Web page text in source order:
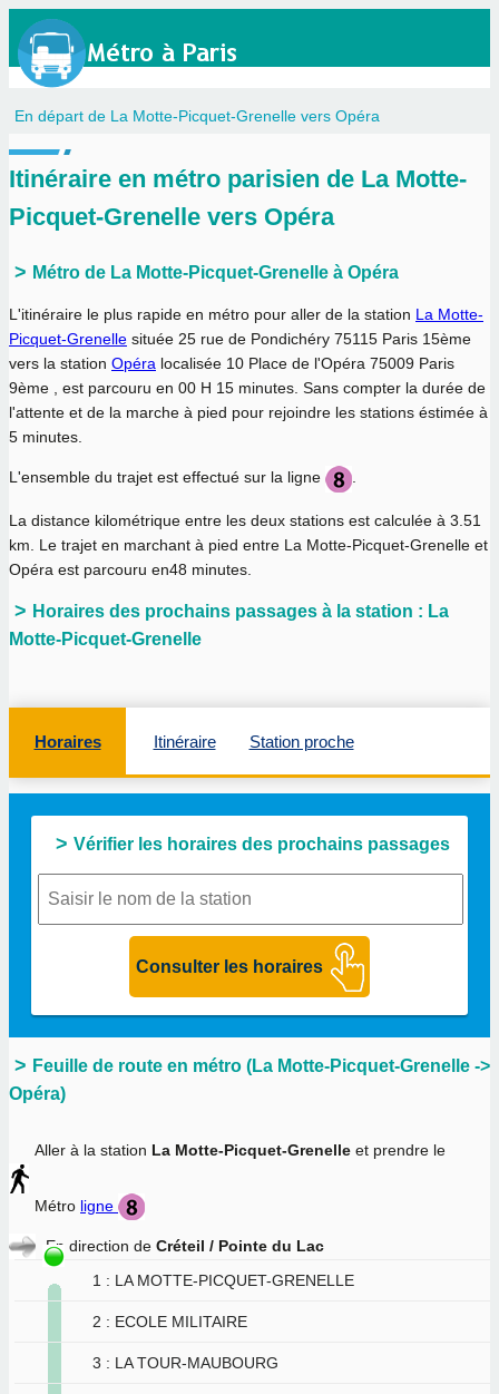
En départ de La Motte-Picquet-Grenelle vers Opéra
Itinéraire en métro parisien de La Motte-
Picquet-Grenelle vers Opéra
Métro de La Motte-Picquet-Grenelle à Opéra
L'itinéraire le plus rapide en métro pour aller de la station La Motte-
Picquet-Grenelle située 25 rue de Pondichéry 75115 Paris 15ème
vers la station Opéra localisée 10 Place de l'Opéra 75009 Paris
9ème , est parcouru en 00 H 15 minutes. Sans compter la durée de
l'attente et de la marche à pied pour rejoindre les stations éstimée à
5 minutes.
L'ensemble du trajet est effectué sur la ligne .
La distance kilométrique entre les deux stations est calculée à 3.51
km . Le trajet en marchant à pied entre La Motte-Picquet-Grenelle et
Opéra est parcouru en48 minutes
Horaires des prochains passages à la station : La
Motte-Picquet-Grenelle
Horaires Itinéraire Station proche
Vérifier les horaires des prochains passages
Feuille de route en métro (La Motte-Picquet-Grenelle ->
Opéra)
Aller à la station La Motte-Picquet-Grenelle et prendre le
Métro ligne
En direction de Créteil / Pointe du Lac
1 : LA MOTTE-PICQUET-GRENELLE
2 : ECOLE MILITAIRE
3 : LA TOUR-MAUBOURG